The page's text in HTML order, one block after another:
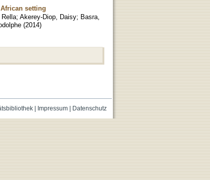
setting
; Akerey-Diop, Daisy; Basra,
(2014)
| Impressum| Datenschutz